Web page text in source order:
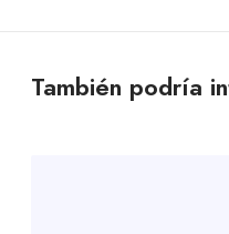
También podría